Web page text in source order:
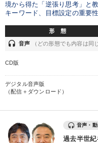
境から得た「逆張り思考」と
キーワード、目標設定の重要
形 態
headset 音声 （どの形態でも内容は同
CD版
デジタル音声版
（配信＋ダウンロード）
音声・
過去半世